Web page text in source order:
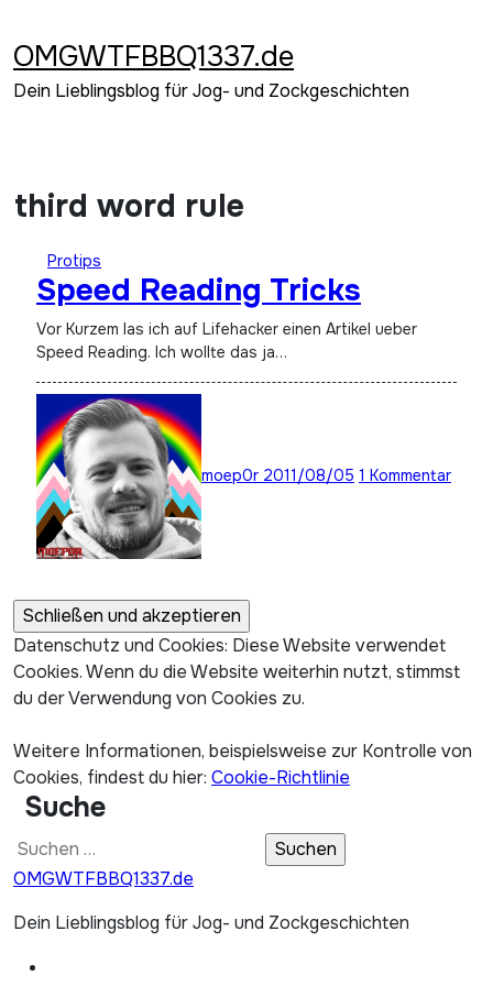
springen
OMGWTFBBQ1337.de
Dein Lieblingsblog für Jog- und Zockgeschichten
third word rule
Protips
Speed Reading Tricks
Vor Kurzem las ich auf Lifehacker einen Artikel ueber
Speed Reading. Ich wollte das ja…
moep0r 2011/08/05 1 Kommentar
Datenschutz und Cookies: Diese Website verwendet
Cookies. Wenn du die Website weiterhin nutzt, stimmst
du der Verwendung von Cookies zu.
Weitere Informationen, beispielsweise zur Kontrolle von
Cookies, findest du hier: Cookie-Richtlinie
Suche
Suchen
nach:
OMGWTFBBQ1337.de
Dein Lieblingsblog für Jog- und Zockgeschichten